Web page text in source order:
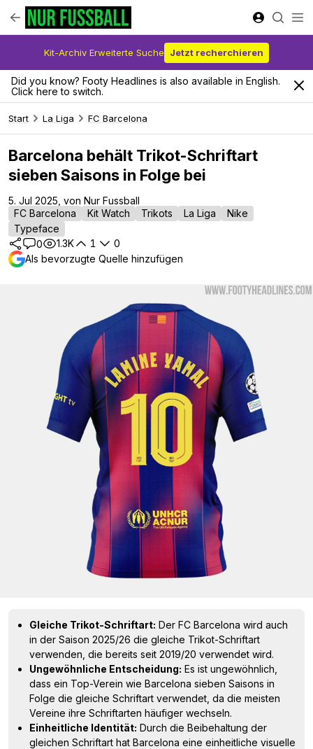
Kit-Archiv Erweiterte Suche Jetzt recherchieren
Did you know? Footy Headlines is also available in English.
Click here to switch.
Start La Liga FC Barcelona
Barcelona behält Trikot-Schriftart
sieben Saisons in Folge bei
5. Jul 2025, von Nur Fussball
FC Barcelona
Kit Watch Trikots La Liga
Nike
Typeface
0
1.3K 1
0
Als bevorzugte Quelle hinzufügen
Gleiche Trikot-Schriftart: Der FC Barcelona wird auch
in der Saison 2025/26 die gleiche Trikot-Schriftart
verwenden, die bereits seit 2019/20 verwendet wird.
Ungewöhnliche Entscheidung: Es ist ungewöhnlich,
dass ein Top-Verein wie Barcelona sieben Saisons in
Folge die gleiche Schriftart verwendet, da die meisten
Vereine ihre Schriftarten häufiger wechseln.
Einheitliche Identität: Durch die Beibehaltung der
gleichen Schriftart hat Barcelona eine einheitliche visuelle